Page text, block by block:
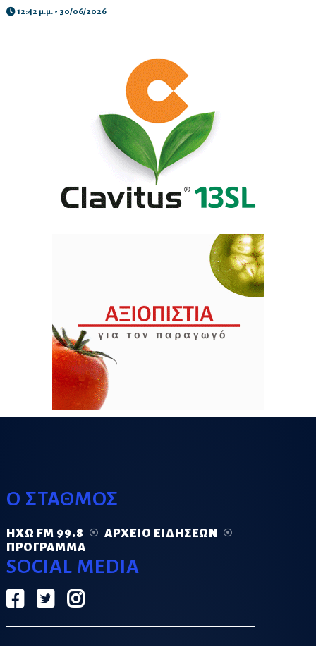
12:42 μ.μ. - 30/06/2026
Ο ΣΤΑΘΜΟΣ
ΗΧΏ FM 99.8
ΑΡΧΕΊΟ ΕΙΔΉΣΕΩΝ
ΠΡΌΓΡΑΜΜΑ
SOCIAL MEDIA